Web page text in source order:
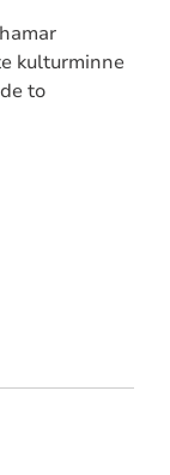
kulturminne
to